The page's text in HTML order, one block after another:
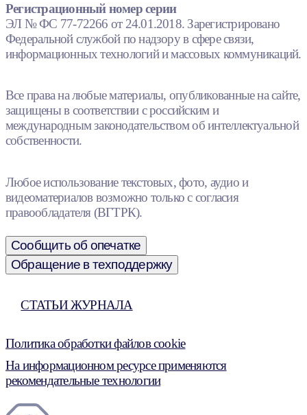
Регистрационный номер серии
ЭЛ № ФС 77-72266 от 24.01.2018. Зарегистрировано
Федеральной службой по надзору в сфере связи,
информационных технологий и массовых коммуникаций.
Все права на любые материалы, опубликованные на сайте,
защищены в соответствии с российским и
международным законодательством об интеллектуальной
собственности.
Любое использование текстовых, фото, аудио и
видеоматериалов возможно только с согласия
правообладателя (ВГТРК).
Сообщить об опечатке
Обращение в техподдержку
СТАТЬИ ЖУРНАЛА
Политика обработки файлов cookie
На информационном ресурсе применяются
рекомендательные технологии